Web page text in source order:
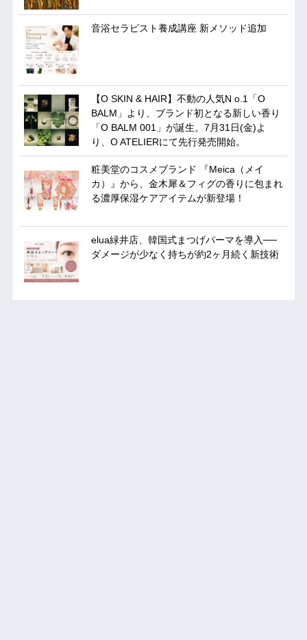
音浴セラピスト養成講座 新メソッド追加
【O SKIN & HAIR】不動の人気N o.1「O
BALM」より、ブランド初となる新しい香り
「O BALM 001」が誕生。7月31日(金)よ
り、O ATELIERにて先行発売開始。
粧美堂のコスメブランド 『Meica（メイ
カ）』から、金木犀＆フィグの香りに包まれ
る濃厚保湿ケアアイテムが新登場！
elua緑井店、韓国式まつげパーマを導入──
ダメージが少なく持ちが約2ヶ月続く新技術